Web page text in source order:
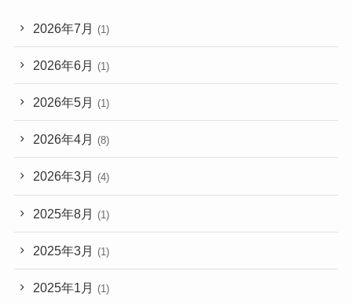
2026年7月 (1)
2026年6月 (1)
2026年5月 (1)
2026年4月 (8)
2026年3月 (4)
2025年8月 (1)
2025年3月 (1)
2025年1月 (1)